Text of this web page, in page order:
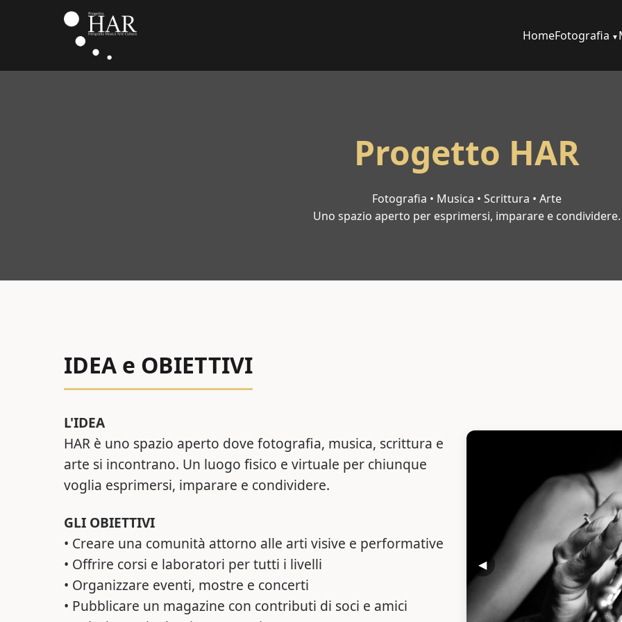
HomeFotografia
Progetto HAR
Fotografia • Musica • Scrittura • Arte
Uno spazio aperto per esprimersi, imparare e condividere.
IDEA e OBIETTIVI
L'IDEA
HAR è uno spazio aperto dove fotografia, musica, scrittura e
arte si incontrano. Un luogo fisico e virtuale per chiunque
voglia esprimersi, imparare e condividere.
GLI OBIETTIVI
• Creare una comunità attorno alle arti visive e performative
• Offrire corsi e laboratori per tutti i livelli
• Organizzare eventi, mostre e concerti
• Pubblicare un magazine con contributi di soci e amici
◀